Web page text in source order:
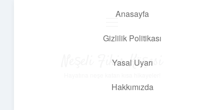
Anasayfa
Gizlilik Politikası
Yasal Uyarı
Hakkımızda
Neşeli Fikir Köşesi